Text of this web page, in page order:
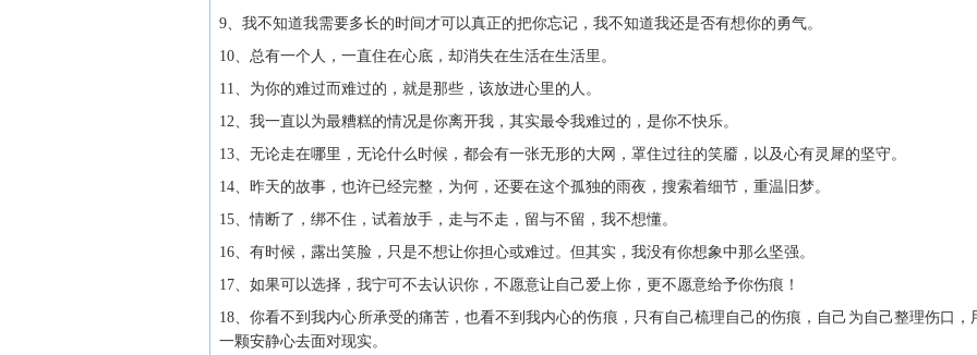
9、我不知道我需要多长的时间才可以真正的把你忘记，我不知道我还是否有想你的勇气。
10、总有一个人，一直住在心底，却消失在生活在生活里。
11、为你的难过而难过的，就是那些，该放进心里的人。
12、我一直以为最糟糕的情况是你离开我，其实最令我难过的，是你不快乐。
13、无论走在哪里，无论什么时候，都会有一张无形的大网，罩住过往的笑靥，以及心有灵犀的坚守。
14、昨天的故事，也许已经完整，为何，还要在这个孤独的雨夜，搜索着细节，重温旧梦。
15、情断了，绑不住，试着放手，走与不走，留与不留，我不想懂。
16、有时候，露出笑脸，只是不想让你担心或难过。但其实，我没有你想象中那么坚强。
17、如果可以选择，我宁可不去认识你，不愿意让自己爱上你，更不愿意给予你伤痕！
18、你看不到我内心所承受的痛苦，也看不到我内心的伤痕，只有自己梳理自己的伤痕，自己为自己整理伤口，
一颗安静心去面对现实。